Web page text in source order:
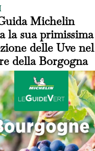
Michelin
la sua primissima
delle Uve nel
della Borgogna